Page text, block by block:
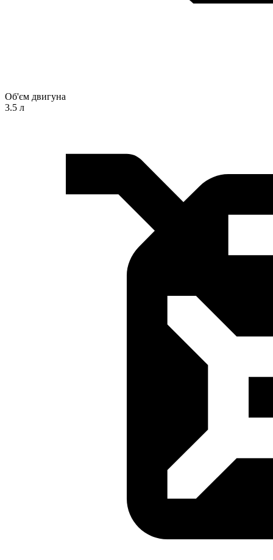
Об'єм двигуна
3.5 л